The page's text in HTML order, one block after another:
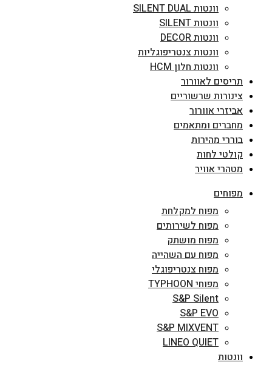
וונטות SILENT DUAL
וונטות SILENT
וונטות DECOR
וונטות צנטריפוגליות
וונטות חלון HCM
תריסים לאוורור
צינורות שרשוריים
אביזרי אוורור
מחברים ומתאמים
בוררי מהירות
קולטי לחות
מטהרי אוויר
מפוחים
מפוח למקלחת
מפוח לשירותים
מפוח מושתק
מפוח עם השהייה
מפוח צנטריפוגלי
מפוחי TYPHOON
S&P Silent
S&P EVO
S&P MIXVENT
LINEO QUIET
וונטות